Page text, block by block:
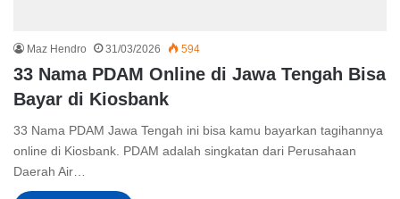
Maz Hendro 31/03/2026 594
33 Nama PDAM Online di Jawa Tengah Bisa
Bayar di Kiosbank
33 Nama PDAM Jawa Tengah ini bisa kamu bayarkan tagihannya
online di Kiosbank. PDAM adalah singkatan dari Perusahaan
Daerah Air…